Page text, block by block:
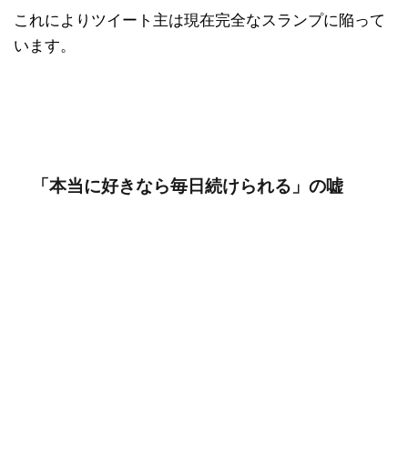
これによりツイート主は現在完全なスランプに陥って
います。
「本当に好きなら毎日続けられる」の嘘